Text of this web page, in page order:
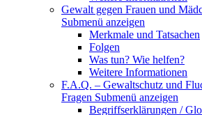
Gewalt gegen Frauen und
Submenü anzeigen
Merkmale und Tatsachen
Folgen
Was tun? Wie helfen?
Weitere Informationen
F.A.Q. – Gewaltschutz und
Fragen Submenü anzeigen
Begriffserklärungen /